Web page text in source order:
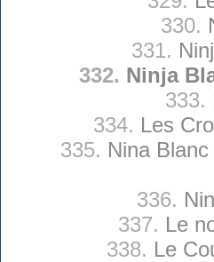
330.
331.
332. Ninja
333.
334. Les
335. Nina
336.
337. Le
338. Le